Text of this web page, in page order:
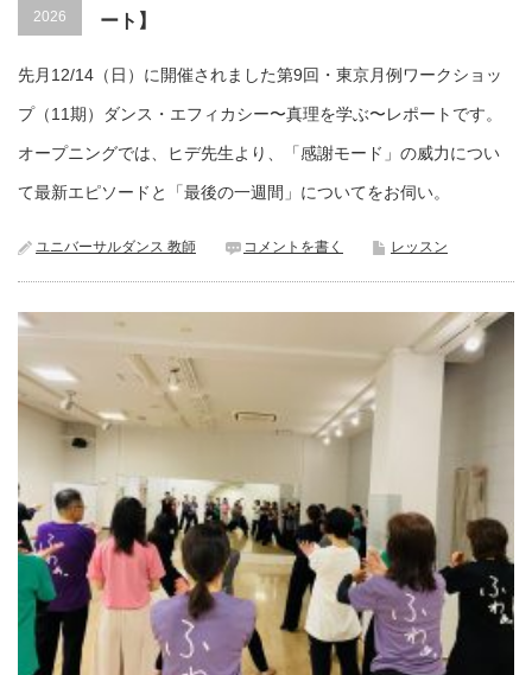
2026
ート】
先月12/14（日）に開催されました第9回・東京月例ワークショッ
プ（11期）ダンス・エフィカシー〜真理を学ぶ〜レポートです。
オープニングでは、ヒデ先生より、「感謝モード」の威力につい
て最新エピソードと「最後の一週間」についてをお伺い。
ユニバーサルダンス 教師 コメントを書く レッスン